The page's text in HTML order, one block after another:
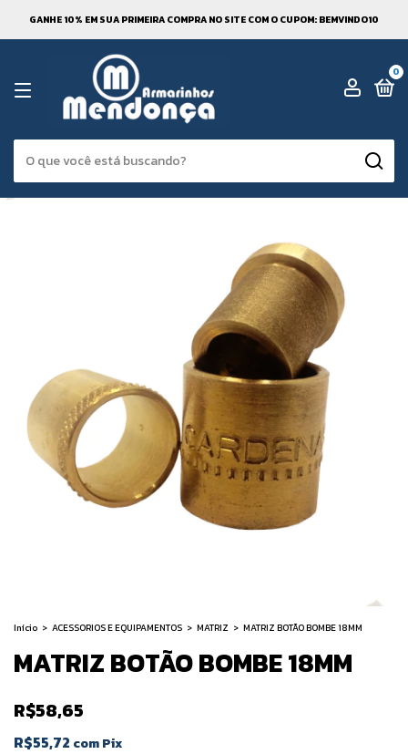
GANHE 10% EM SUA PRIMEIRA COMPRA NO SITE COM O CUPOM: BEMVINDO10
0
Início > ACESSORIOS E EQUIPAMENTOS > MATRIZ > MATRIZ BOTÃO BOMBE 18MM
MATRIZ BOTÃO BOMBE 18MM
R$58,65
R$55,72 comPix